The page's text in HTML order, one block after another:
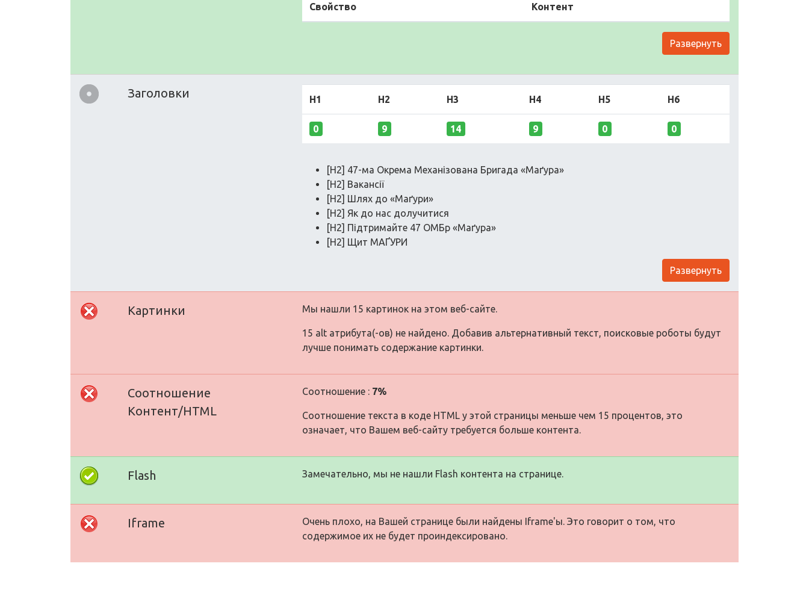
Свойство Контент
Развернуть
Заголовки H1 H2 H3 H4 H5 H6
0 9 14 9 0 0
[H2] 47-ма Окрема Механізована Бригада «Маґура»
[H2] Вакансії
[H2] Шлях до «Маґури»
[H2] Як до нас долучитися
[H2] Підтримайте 47 ОМБр «Маґура»
[H2] Щит МАҐУРИ
Развернуть
Картинки Мы нашли 15 картинок на этом веб-сайте.
15 alt атрибута(-ов) не найдено. Добавив альтернативный текст, поисковые роботы будут
лучше понимать содержание картинки.
Соотношение
Контент/HTML
Соотношение : 7%
Соотношение текста в коде HTML у этой страницы меньше чем 15 процентов, это
означает, что Вашем веб-сайту требуется больше контента.
Flash Замечательно, мы не нашли Flash контента на странице.
Iframe
Очень плохо, на Вашей странице были найдены Iframe'ы. Это говорит о том, что
содержимое их не будет проиндексировано.